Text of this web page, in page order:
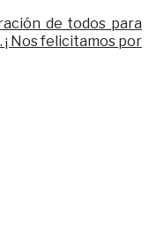
de todos para
Nos felicitamos por